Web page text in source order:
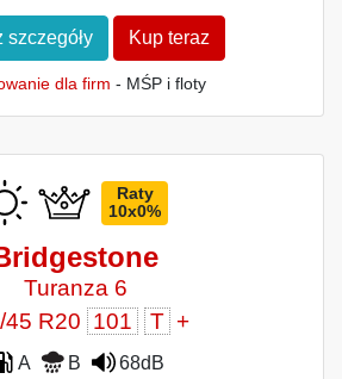
szczegóły Kup teraz
dla firm - MŚP i floty
Raty
10x0%
Turanza 6
45 R20 101 T +
A B
68dB